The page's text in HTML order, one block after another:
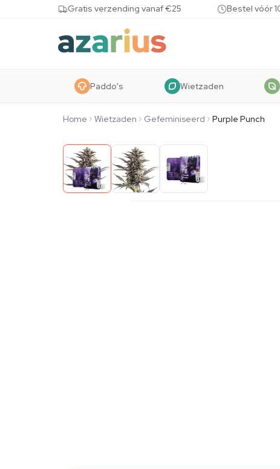
Skip to content Gratis verzending vanaf €25 Bestel vóór
Paddo's Wietzaden
Home Wietzaden Gefeminiseerd Purple Punch